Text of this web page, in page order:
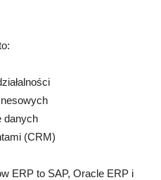
danych
(CRM)
ERP to SAP, Oracle ERP i